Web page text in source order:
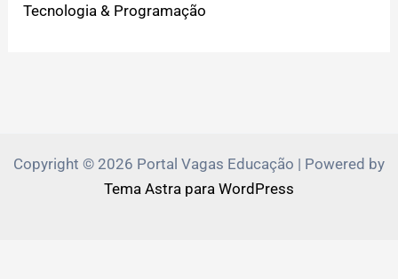
Tecnologia & Programação
Copyright © 2026 Portal Vagas Educação | Powered by
Tema Astra para WordPress